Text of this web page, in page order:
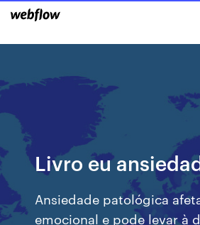
Livro eu
Ansiedade patológica
emocional e pode levar à